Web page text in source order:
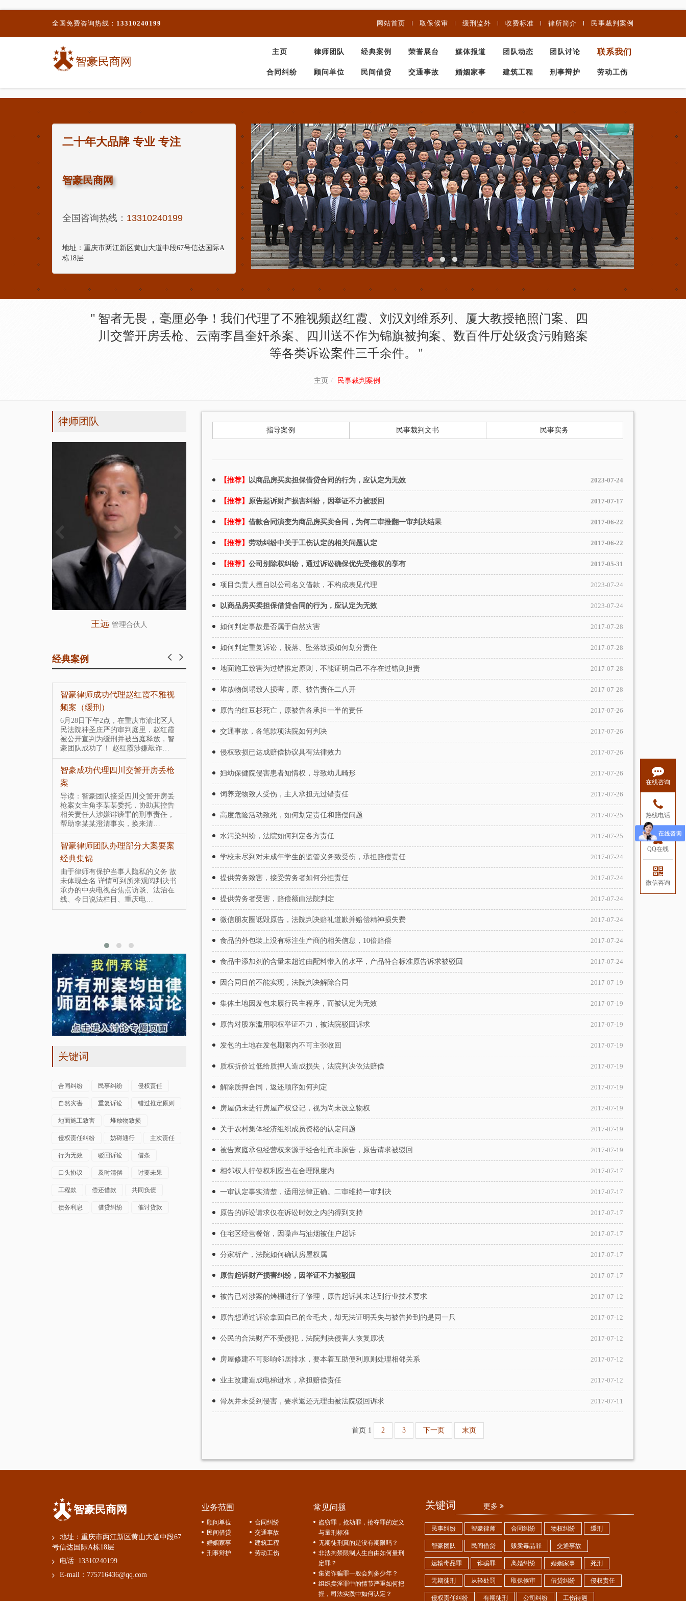
全国免费咨询热线： 13310240199 网站首页 取保候审 缓刑监外 收费标准 律所简介 民事裁判案例
智豪民商网
主页 律师团队 经典案例 荣誉展台 媒体报道 团队动态 团队讨论 联系我们
合同纠纷 顾问单位 民间借贷 交通事故 婚姻家事 建筑工程 刑事辩护 劳动工伤
二十年大品牌 专业 专注
智豪民商网
全国咨询热线： 13310240199
地址：重庆市两江新区黄山大道中段67号信达国际A
栋18层
智者无畏，毫厘必争！我们代理了不雅视频赵红霞、刘汉刘维系列、厦大教授艳照门案、四
川交警开房丢枪、云南李昌奎奸杀案、四川送不作为锦旗被拘案、数百件厅处级贪污贿赂案
等各类诉讼案件三千余件。
主页 民事裁判案例
律师团队
王远 管理合伙人 段文彬 主任律师
经典案例
智豪律师成功代理赵红霞不雅视
频案（缓刑）
6月28日下午2点，在重庆市渝北区人
民法院神圣庄严的审判庭里，赵红霞
被公开宣判为缓刑并被当庭释放，智
豪团队成功了！ 赵红霞涉嫌敲诈…
智豪成功代理四川交警开房丢枪
案
导读：智豪团队接受四川交警开房丢
枪案女主角李某某委托，协助其控告
相关责任人涉嫌诽谤罪的刑事责任，
帮助李某某澄清事实，换来清…
智豪律师团队办理部分大案要案
经典集锦
由于律师有保护当事人隐私的义务 故
未体现全名 详情可到所来观阅判决书
承办的中央电视台焦点访谈、法治在
线、今日说法栏目、重庆电…
智豪团队代理刘汉、刘维全国特
大涉黑上诉系列案一主犯二审辩
导读：智豪团队接受刘汉、刘维全国
特大涉黑上诉系列案中主犯田某某家
属的委托，担任田某某涉嫌参加黑社
智豪团队代理厦门大学教授艳照
照门案女主角委托， 担任其自诉代理
人，控告厦门大学教授纪某某涉嫌 重
婚罪 。 台海网(微博)7月22日…
智豪成功代理四川送“不作为”锦
8位村民给镇政府和三台县环保局送不
作为锦旗，冯某已被刑事拘留十天
了。冯某的妻子谢某担心身在看守…
关键词
合同纠纷 民事纠纷 侵权责任
自然灾害 重复诉讼 错过推定原则
地面施工致害 堆放物致损
侵权责任纠纷 妨碍通行 主次责任
行为无效 驳回诉讼 借条
口头协议 及时清偿 讨要未果
工程款 偿还借款 共同负债
债务利息 借贷纠纷 催讨货款
指导案例 民事裁判文书 民事实务
【推荐】 以商品房买卖担保借贷合同的行为，应认定为无效 2023-07-24
【推荐】 原告起诉财产损害纠纷，因举证不力被驳回 2017-07-17
【推荐】 借款合同演变为商品房买卖合同，为何二审推翻一审判决结果 2017-06-22
【推荐】 劳动纠纷中关于工伤认定的相关问题认定 2017-06-22
【推荐】 公司别除权纠纷，通过诉讼确保优先受偿权的享有 2017-05-31
项目负责人擅自以公司名义借款，不构成表见代理 2023-07-24
以商品房买卖担保借贷合同的行为，应认定为无效 2023-07-24
如何判定事故是否属于自然灾害 2017-07-28
如何判定重复诉讼，脱落、坠落致损如何划分责任 2017-07-28
地面施工致害为过错推定原则，不能证明自己不存在过错则担责 2017-07-28
堆放物倒塌致人损害，原、被告责任二八开 2017-07-28
原告的红豆杉死亡，原被告各承担一半的责任 2017-07-26
交通事故，各笔款项法院如何判决 2017-07-26
侵权致损已达成赔偿协议具有法律效力 2017-07-26
妇幼保健院侵害患者知情权，导致幼儿畸形 2017-07-26
饲养宠物致人受伤，主人承担无过错责任 2017-07-26
高度危险活动致死，如何划定责任和赔偿问题 2017-07-25
水污染纠纷，法院如何判定各方责任 2017-07-25
学校未尽到对未成年学生的监管义务致受伤，承担赔偿责任 2017-07-24
提供劳务致害，接受劳务者如何分担责任 2017-07-24
提供劳务者受害，赔偿额由法院判定 2017-07-24
微信朋友圈诋毁原告，法院判决赔礼道歉并赔偿精神损失费 2017-07-24
食品的外包装上没有标注生产商的相关信息，10倍赔偿 2017-07-24
食品中添加剂的含量未超过由配料带入的水平，产品符合标准原告诉求被驳回 2017-07-24
因合同目的不能实现，法院判决解除合同 2017-07-19
集体土地因发包未履行民主程序，而被认定为无效 2017-07-19
原告对股东滥用职权举证不力，被法院驳回诉求 2017-07-19
发包的土地在发包期限内不可主张收回 2017-07-19
质权折价过低给质押人造成损失，法院判决依法赔偿 2017-07-19
解除质押合同，返还顺序如何判定 2017-07-19
房屋仍未进行房屋产权登记，视为尚未设立物权 2017-07-19
关于农村集体经济组织成员资格的认定问题 2017-07-19
被告家庭承包经营权来源于经合社而非原告，原告请求被驳回 2017-07-19
相邻权人行使权利应当在合理限度内 2017-07-17
一审认定事实清楚，适用法律正确。二审维持一审判决 2017-07-17
原告的诉讼请求仅在诉讼时效之内的得到支持 2017-07-17
住宅区经营餐馆，因噪声与油烟被住户起诉 2017-07-17
分家析产，法院如何确认房屋权属 2017-07-17
原告起诉财产损害纠纷，因举证不力被驳回 2017-07-17
被告已对涉案的烤棚进行了修理，原告起诉其未达到行业技术要求 2017-07-12
原告想通过诉讼拿回自己的金毛犬，却无法证明丢失与被告捡到的是同一只 2017-07-12
公民的合法财产不受侵犯，法院判决侵害人恢复原状 2017-07-12
房屋修建不可影响邻居排水，要本着互助便利原则处理相邻关系 2017-07-12
业主改建造成电梯进水，承担赔偿责任 2017-07-12
骨灰并未受到侵害，要求返还无理由被法院驳回诉求 2017-07-11
首页 1 2 3 下一页 末页
智豪民商网
地址：重庆市两江新区黄山大道中段67
号信达国际A栋18层
电话: 13310240199
E-mail： 775716436@qq.com
业务范围
顾问单位
合同纠纷
民间借贷
交通事故
婚姻家事
建筑工程
刑事辩护
劳动工伤
常见问题
盗窃罪，抢劫罪，抢夺罪的定义
与量刑标准
无期徒刑真的是没有期限吗？
非法拘禁限制人生自由如何量刑
定罪？
集资诈骗罪一般会判多少年？
组织卖淫罪中的情节严重如何把
握，司法实践中如何认定？
关键词 更多
民事纠纷 智豪律师 合同纠纷 物权纠纷 缓刑
智豪团队 民间借贷 贩卖毒品罪 交通事故
运输毒品罪 诈骗罪 离婚纠纷 婚姻家事 死刑
无期徒刑 从轻处罚 取保候审 借贷纠纷 侵权责任
侵权责任纠纷 有期徒刑 公司纠纷 工伤待遇
在线咨询
热线电话
QQ在线
微信咨询